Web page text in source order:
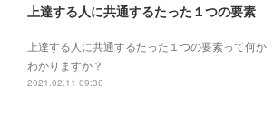
上達する人に共通するたった１つの要素
上達する人に共通するたった１つの要素って何か
わかりますか？
2021.02.11 09:30